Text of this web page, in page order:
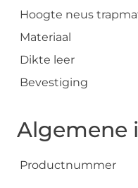
Hoogte neus
Materiaal
Dikte leer
Bevestiging
Algemene
Productnummer